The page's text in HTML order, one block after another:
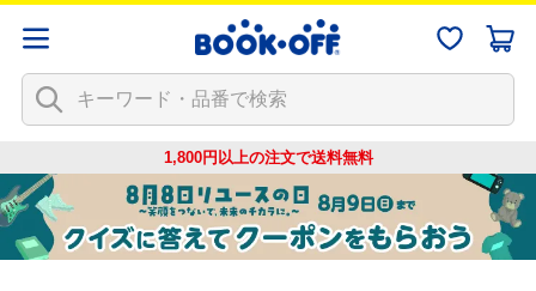
1,800円以上の注文で送料無料